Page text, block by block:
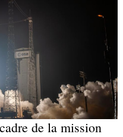
de la mission